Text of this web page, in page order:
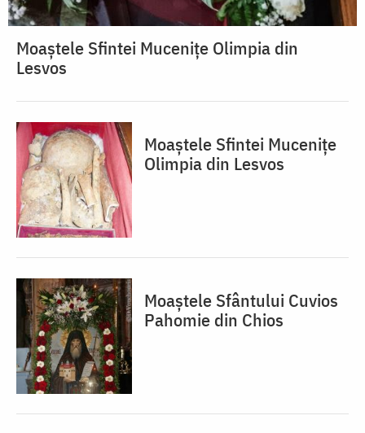
Moaștele Sfintei Mucenițe Olimpia din
Lesvos
Moaștele Sfintei Mucenițe
Olimpia din Lesvos
Moaștele Sfântului Cuvios
Pahomie din Chios